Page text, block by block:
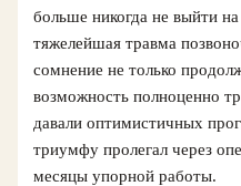
больше никогда не выйти
тяжелейшая травма
сомнение не только
возможность полноценно
давали оптимистичных
триумфу пролегал через
месяцы упорной работы.